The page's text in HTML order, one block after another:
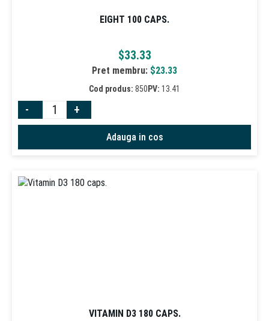
EIGHT 100 CAPS.
$33.33
Pret membru: $23.33
Cod produs: 850 PV: 13.41
- +
Adauga in cos
VITAMIN D3 180 CAPS.